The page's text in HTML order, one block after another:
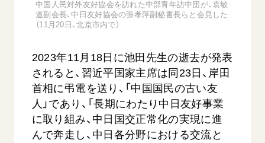
中国人民対外友好協会を訪れた中部青年訪中団が、袁敏
道副会長、中日友好協会の張孝萍副秘書長らと会見した
（11月20日、北京市内で）
2023年11月18日に池田先生の逝去が発表
されると、習近平国家主席は同23日、岸田
首相に弔電を送り、「中国国民の古い友
人」であり、「長期にわたり中日友好事業
に取り組み、中日国交正常化の実現に進
んで奔走し、中日各分野における交流と